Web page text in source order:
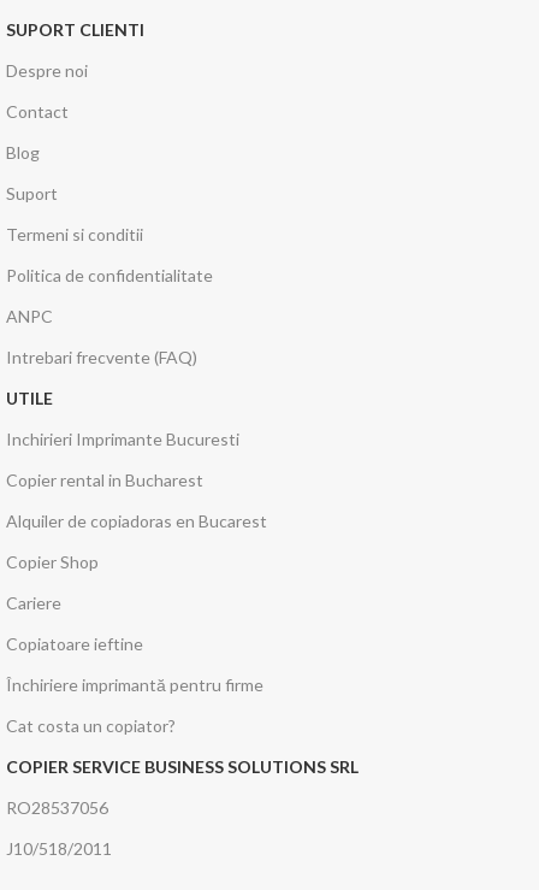
SUPORT CLIENTI
Despre noi
Contact
Blog
Suport
Termeni si conditii
Politica de confidentialitate
ANPC
Intrebari frecvente (FAQ)
UTILE
Inchirieri Imprimante Bucuresti
Copier rental in Bucharest
Alquiler de copiadoras en Bucarest
Copier Shop
Cariere
Copiatoare ieftine
Închiriere imprimantă pentru firme
Cat costa un copiator?
COPIER SERVICE BUSINESS SOLUTIONS SRL
RO28537056
J10/518/2011